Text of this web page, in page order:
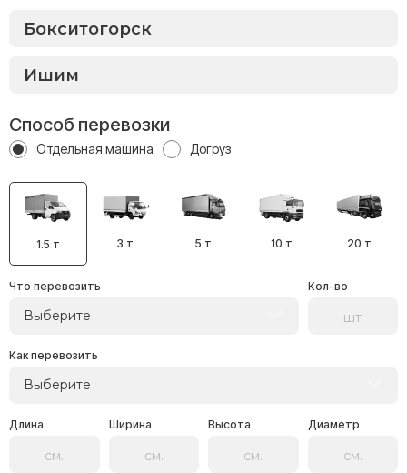
Способ перевозки
Отдельная машина Догруз
1.5 т 3 т 5 т 10 т 20 т
Что перевозить
Выберите
Кол-во
Как перевозить
Выберите
Длина Ширина Высота Диаметр